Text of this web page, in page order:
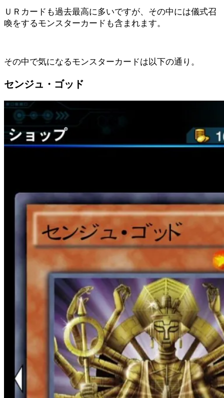
ＵＲカードも過去最高に多いですが、その中には儀式召
喚をするモンスターカードも含まれます。
その中で気になるモンスターカードは以下の通り。
センジュ・ゴッド